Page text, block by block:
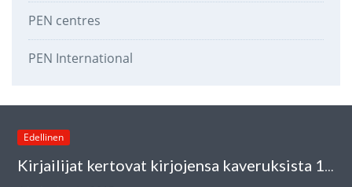
PEN centres
PEN International
Edellinen
Kirjailijat kertovat kirjojensa kaveruksista 14.2.